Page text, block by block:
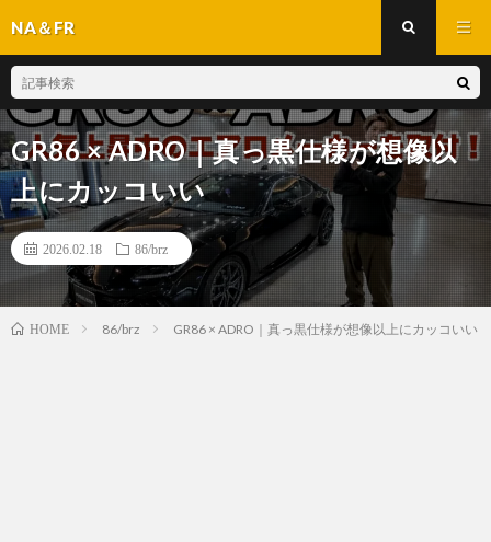
NA＆FR
GR86 × ADRO｜真っ黒仕様が想像以
上にカッコいい
2026.02.18 86/brz
HOME 86/brz GR86 × ADRO｜真っ黒仕様が想像以上にカッコいい